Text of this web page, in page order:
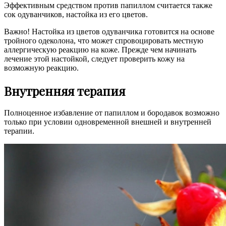
Эффективным средством против папиллом считается также
сок одуванчиков, настойка из его цветов.
Важно! Настойка из цветов одуванчика готовится на основе
тройного одеколона, что может спровоцировать местную
аллергическую реакцию на коже. Прежде чем начинать
лечение этой настойкой, следует проверить кожу на
возможную реакцию.
Внутренняя терапия
Полноценное избавление от папиллом и бородавок возможно
только при условии одновременной внешней и внутренней
терапии.